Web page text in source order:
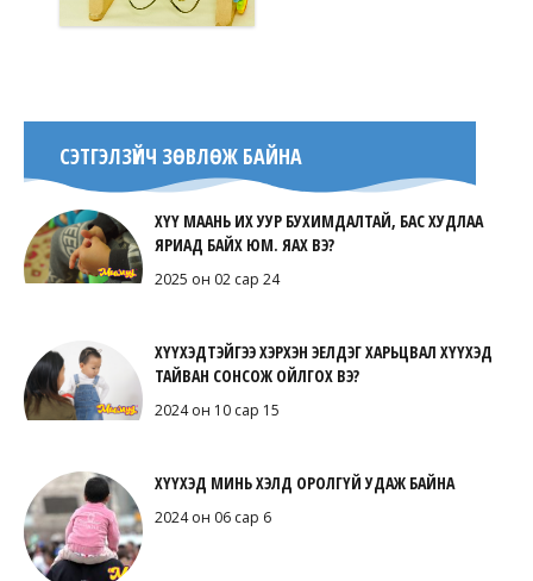
СЭТГЭЛЗҮЙЧ ЗӨВЛӨЖ БАЙНА
ХҮҮ МААНЬ ИХ УУР БУХИМДАЛТАЙ, БАС ХУДЛАА
ЯРИАД БАЙХ ЮМ. ЯАХ ВЭ?
2025 он 02 сар 24
ХҮҮХЭДТЭЙГЭЭ ХЭРХЭН ЭЕЛДЭГ ХАРЬЦВАЛ ХҮҮХЭД
ТАЙВАН СОНСОЖ ОЙЛГОХ ВЭ?
2024 он 10 сар 15
ХҮҮХЭД МИНЬ ХЭЛД ОРОЛГҮЙ УДАЖ БАЙНА
2024 он 06 сар 6